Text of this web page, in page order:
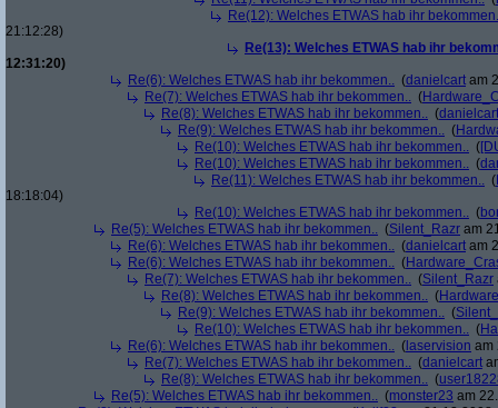
Re(12): Welches ETWAS hab ihr
21:12:28)
Re(13): Welches ETWAS hab ihr
12:31:20)
Re(6): Welches ETWAS hab ihr bekommen.. (danielcart am
Re(7): Welches ETWAS hab ihr bekommen.. (
Re(8): Welches ETWAS hab ihr bekommen.. (danielcart
Re(9): Welches ETWAS hab ihr bekommen.. (
Re(10): Welches ETWAS hab ihr bekommen.. (
Re(10): Welches ETWAS hab ihr bekommen.. (
Re(11): Welches ETWAS hab ihr bekommen.. (
18:18:04)
Re(10): Welches ETWAS hab ihr bekommen.. (
Re(5): Welches ETWAS hab ihr bekommen.. (Silent_Razr am
Re(6): Welches ETWAS hab ihr bekommen.. (danielcart am
Re(6): Welches ETWAS hab ihr bekommen.. (
Re(7): Welches ETWAS hab ihr bekommen.. (Silent_Razr
Re(8): Welches ETWAS hab ihr bekommen.. (
Re(9): Welches ETWAS hab ihr bekommen.. (
Re(10): Welches ETWAS hab ihr bekommen.. (
Re(6): Welches ETWAS hab ihr bekommen.. ( laservision am
Re(7): Welches ETWAS hab ihr bekommen.. (danielcart
Re(8): Welches ETWAS hab ihr bekommen.. (
Re(5): Welches ETWAS hab ihr bekommen.. (monster23 am